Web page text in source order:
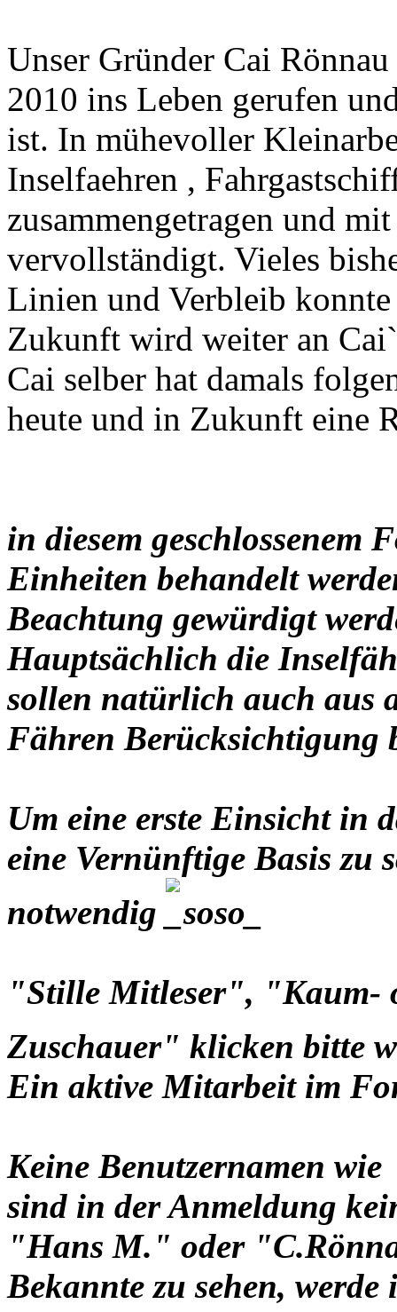
Unser Gründer Cai
2010 ins Leben gerufen
ist. In mühevoller
Inselfaehren ,
zusammengetragen und
vervollständigt. Vieles
Linien und Verbleib
Zukunft wird weiter an
Cai selber hat damals
heute und in Zukunft eine
in diesem geschlossenem
Einheiten behandelt
Beachtung gewürdigt
Hauptsächlich die
sollen natürlich auch aus
Fähren Berücksichtigung
Um eine erste Einsicht in
eine Vernünftige Basis zu
notwendig
"Stille Mitleser", "Kaum-
Zuschauer" klicken bitte
Ein aktive Mitarbeit im
Keine Benutzernamen
sind in der Anmeldung
"Hans M." oder
Bekannte zu sehen,